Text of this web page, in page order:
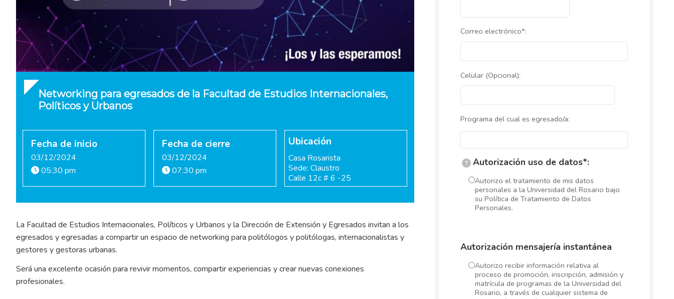
Correo electrónico*:
Celular (Opcional):
Programa del cual es egresado/a:
? Autorización uso de datos*:
Autorizo el tratamiento de mis datos
personales a la Universidad del Rosario bajo
su Política de Tratamiento de Datos
Personales.
Autorización mensajería instantánea
Autorizo recibir información relativa al
proceso de promoción, inscripción, admisión y
matrícula de programas de la Universidad del
Rosario, a través de cualquier sistema de
Networking para egresados de la Facultad de Estudios Internacionales,
Políticos y Urbanos
Fecha de inicio
03/12/2024
05:30 pm
Fecha de cierre
03/12/2024
07:30 pm
Ubicación
Casa Rosarista
Sede: Claustro
Calle 12c # 6 -25
La Facultad de Estudios Internacionales, Políticos y Urbanos y la Dirección de Extensión y Egresados invitan a los
egresados y egresadas a compartir un espacio de networking para politólogos y politólogas, internacionalistas y
gestores y gestoras urbanas.
Será una excelente ocasión para revivir momentos, compartir experiencias y crear nuevas conexiones
profesionales.